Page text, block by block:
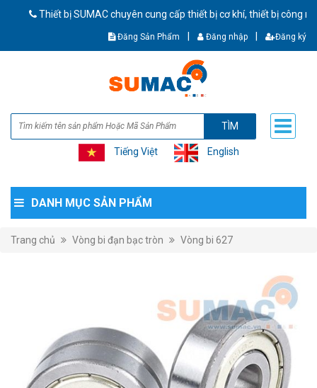
bị SUMAC chuyên cung cấp thiết bị cơ khí, thiết bị công nghiệp
Đăng Sản Phẩm Đăng nhập Đăng ký
TÌM
Tiếng Việt English
DANH MỤC SẢN PHẨM
Trang chủ Vòng bi đạn bạc tròn Vòng bi 627